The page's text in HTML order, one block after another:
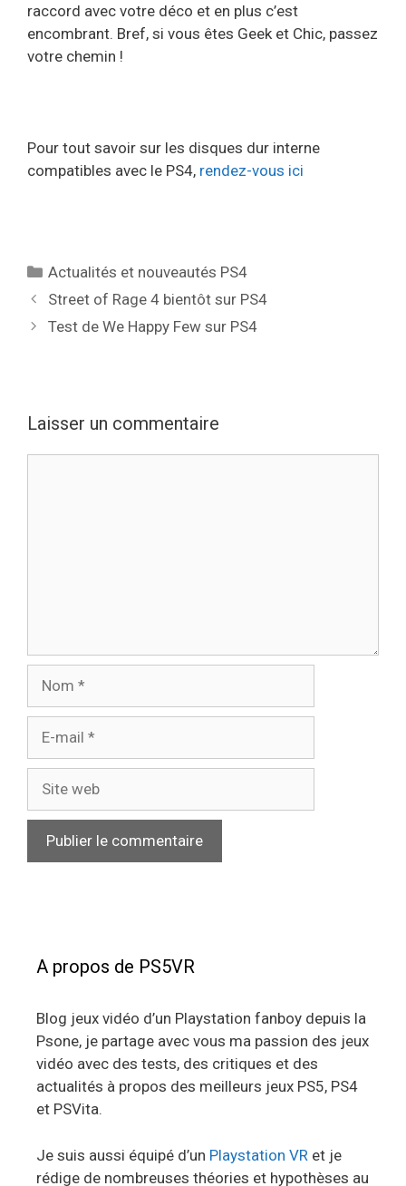
raccord avec votre déco et en plus c’est
encombrant. Bref, si vous êtes Geek et Chic, passez
votre chemin !
Pour tout savoir sur les disques dur interne
compatibles avec le PS4, rendez-vous ici
Catégories
Actualités et nouveautés PS4
Street of Rage 4 bientôt sur PS4
Test de We Happy Few sur PS4
Laisser un commentaire
A propos de PS5VR
Blog jeux vidéo d’un Playstation fanboy depuis la
Psone, je partage avec vous ma passion des jeux
vidéo avec des tests, des critiques et des
actualités à propos des meilleurs jeux PS5, PS4
et PSVita.
Je suis aussi équipé d’un Playstation VR et je
rédige de nombreuses théories et hypothèses au